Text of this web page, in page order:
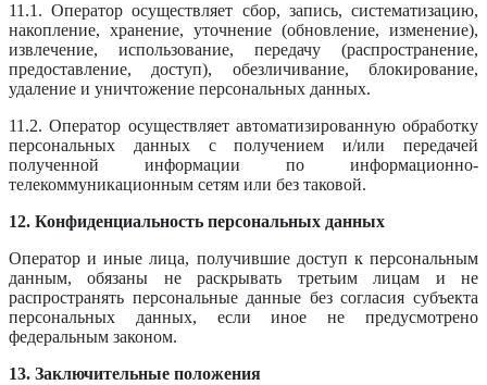
11.1. Оператор осуществляет сбор, запись, систематизацию,
накопление, хранение, уточнение (обновление, изменение),
извлечение, использование, передачу (распространение,
предоставление, доступ), обезличивание, блокирование,
удаление и уничтожение персональных данных.
11.2. Оператор осуществляет автоматизированную обработку
персональных данных с получением и/или передачей
полученной информации по информационно-
телекоммуникационным сетям или без таковой.
12. Конфиденциальность персональных данных
Оператор и иные лица, получившие доступ к персональным
данным, обязаны не раскрывать третьим лицам и не
распространять персональные данные без согласия субъекта
персональных данных, если иное не предусмотрено
федеральным законом.
13. Заключительные положения